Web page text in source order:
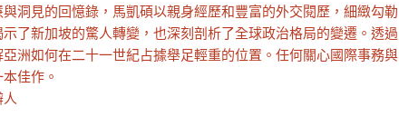
與洞見的回憶錄，馬凱碩以親身經歷和豐富的外交閱歷，細緻勾勒
了新加坡的驚人轉變，也深刻剖析了全球政治格局的變遷。透過
洲如何在二十一世紀占據舉足輕重的位置。任何關心國際事務與
佳作。